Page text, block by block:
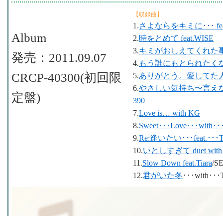
【収録曲】
1.さよならをキミに･･･
2.時をとめて feat.WISE
3.キミがおしえてくれた
4. もう誰にもとられたく
5.ありがとう。愛してた
6.やさしい気持ち〜言え
390
7.Love is… with KG
8.Sweet･･･Love･･･with･
9.Re:逢いたい･･･feat.･･･
10.いとしすぎて duet with
11.Slow Down feat.Tiara/
12.君がいた冬 ･･･with･･･
Album
発売：2011.09.07
CRCP-40300(初回限
定盤)